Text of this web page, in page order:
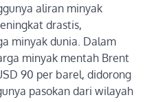
aliran minyak
drastis,
minyak dunia. Dalam
minyak mentah Brent
90 per barel, didorong
pasokan dari wilayah